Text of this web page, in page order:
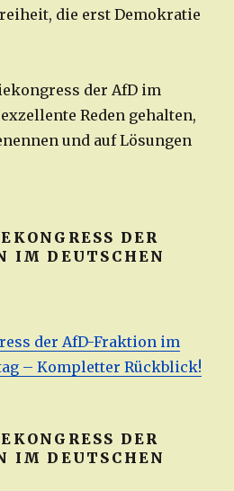
die erst Demokratie
der AfD im
Reden gehalten,
und auf Lösungen
DER
IM DEUTSCHEN
der AfD-Fraktion im
– Kompletter Rückblick!
DER
IM DEUTSCHEN